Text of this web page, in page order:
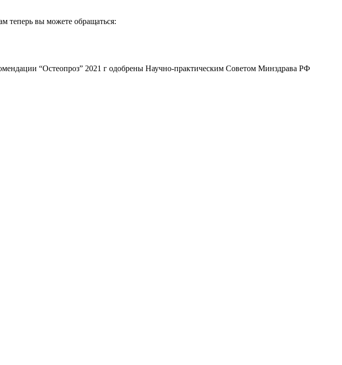
теперь вы можете обращаться:⠀
“Остеопроз” 2021 г одобрены Научно-практическим Советом Минздрава РФ